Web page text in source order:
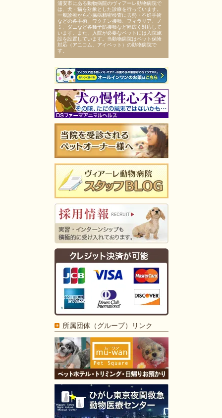
浦安市にある動物病院のヴィアーレ動物病院で
は、犬・猫を対象とした診療を行っています。
一般診療から心臓病精密検査に去勢・不妊手術
などの各手術、ワクチン接種、フィラリア、ノ
ミ、ダニなど各種予防接種など幅広く対応して
います。また、入院が必要なペットには入院施
設を設置しています。当動物病院はペット保険
対応（アニコム、アイペット）の動物病院で
す。
所属団体（グループ）リンク